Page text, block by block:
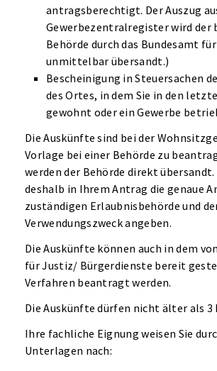
antragsberechtigt. Der Auszug
Gewerbezentralregister wird der
Behörde durch das Bundesamt
unmittelbar übersandt.)
Bescheinigung in Steuersachen
des Ortes, in dem Sie in den
gewohnt oder ein Gewerbe
Die Auskünfte sind bei der
Vorlage bei einer Behörde zu
werden der Behörde direkt übersandt.
deshalb in Ihrem Antrag die genaue
zuständigen Erlaubnisbehörde und
Verwendungszweck angeben.
Die Auskünfte können auch in dem
für Justiz/ Bürgerdienste bereit
Verfahren beantragt werden.
Die Auskünfte dürfen nicht älter als 3
Ihre fachliche Eignung weisen Sie
Unterlagen nach: